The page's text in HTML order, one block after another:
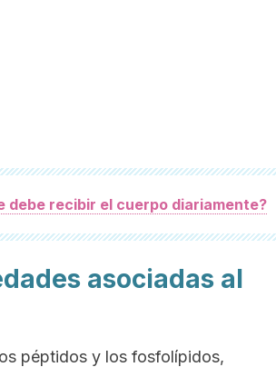
debe recibir el cuerpo diariamente?
asociadas al
péptidos y los fosfolípidos,